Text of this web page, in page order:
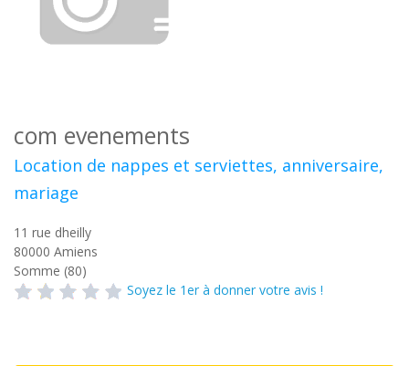
com evenements
Location de nappes et serviettes, anniversaire,
mariage
11 rue dheilly
80000 Amiens
Somme (80)
Soyez le 1er à donner votre avis !